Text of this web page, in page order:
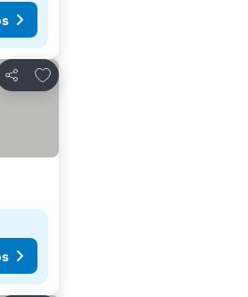
Compartir
Agregar a favoritos